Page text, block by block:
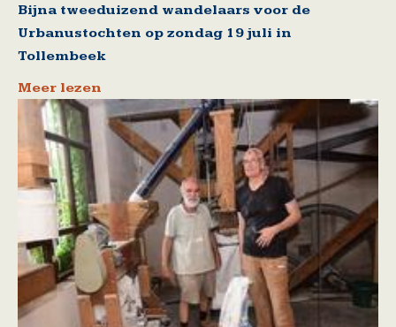
Bijna tweeduizend wandelaars voor de
Urbanustochten op zondag 19 juli in
Tollembeek
Meer lezen